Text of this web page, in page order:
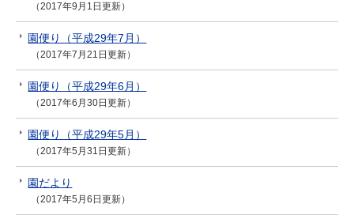
（2017年9月1日更新）
園便り（平成29年7月）
（2017年7月21日更新）
園便り（平成29年6月）
（2017年6月30日更新）
園便り（平成29年5月）
（2017年5月31日更新）
園だより
（2017年5月6日更新）